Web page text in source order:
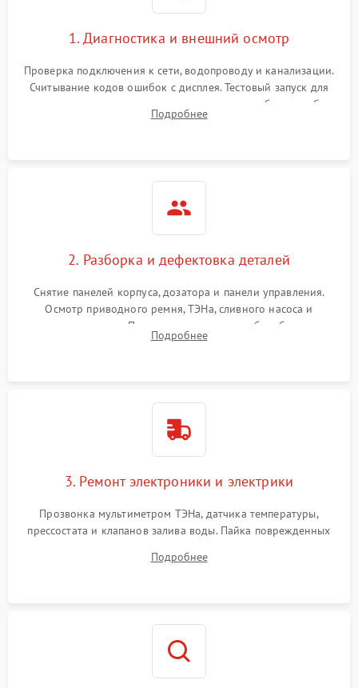
1. Диагностика и внешний осмотр
Проверка подключения к сети, водопроводу и канализации.
Считывание кодов ошибок с дисплея. Тестовый запуск для
выявления посторонних шумов, протечек или сбоев в работе
электронного модуля управления.
Подробнее
2. Разборка и дефектовка деталей
Снятие панелей корпуса, дозатора и панели управления.
Осмотр приводного ремня, ТЭНа, сливного насоса и
амортизаторов. Проверка подшипников барабана и
крестовины на износ, а манжеты люка на разрывы.
Подробнее
3. Ремонт электроники и электрики
Прозвонка мультиметром ТЭНа, датчика температуры,
прессостата и клапанов залива воды. Пайка поврежденных
Восстановление целостности проводки и контактов.
Подробнее